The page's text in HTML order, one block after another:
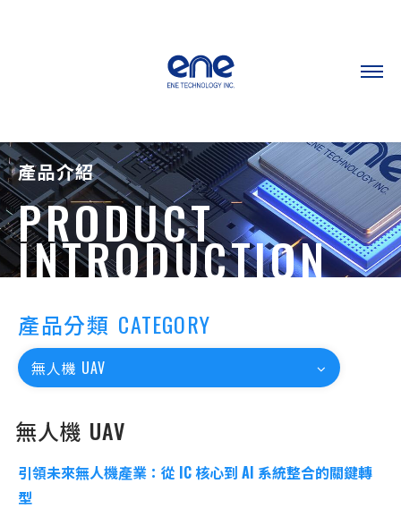
產品介紹
PRODUCT
INTRODUCTION
產品分類 CATEGORY
無人機 UAV
無人機 UAV
引領未來無人機產業：從 IC 核心到 AI 系統整合的關鍵轉
型